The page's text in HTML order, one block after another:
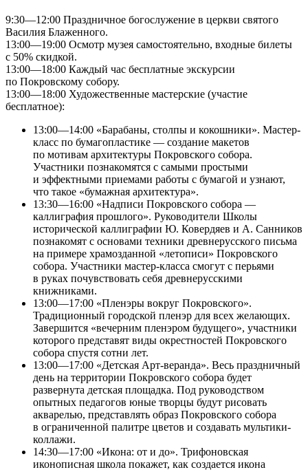
9:30—12:00 Праздничное богослужение в церкви святого
Василия Блаженного.
13:00—19:00 Осмотр музея самостоятельно, входные билеты
с 50% скидкой.
13:00—18:00 Каждый час бесплатные экскурсии
по Покровскому собору.
13:00—18:00 Художественные мастерские (участие
бесплатное):
13:00—14:00 «Барабаны, столпы и кокошники». Мастер-
класс по бумагопластике — создание макетов
по мотивам архитектуры Покровского собора.
Участники познакомятся с самыми простыми
и эффектными приемами работы с бумагой и узнают,
что такое «бумажная архитектура».
13:30—16:00 «Надписи Покровского собора —
каллиграфия прошлого». Руководители Школы
исторической каллиграфии Ю. Ковердяев и А. Санников
познакомят с основами техники древнерусского письма
на примере храмозданной «летописи» Покровского
собора. Участники мастер-класса смогут с перьями
в руках почувствовать себя древнерусскими
книжниками.
13:00—17:00 «Пленэры вокруг Покровского».
Традиционный городской пленэр для всех желающих.
Завершится «вечерним пленэром будущего», участники
которого представят виды окрестностей Покровского
собора спустя сотни лет.
13:00—17:00 «Детская Арт-веранда». Весь праздничный
день на территории Покровского собора будет
развернута детская площадка. Под руководством
опытных педагогов юные творцы будут рисовать
акварелью, представлять образ Покровского собора
в ограниченной палитре цветов и создавать мультики-
коллажи.
14:30—17:00 «Икона: от и до». Трифоновская
иконописная школа покажет, как создается икона